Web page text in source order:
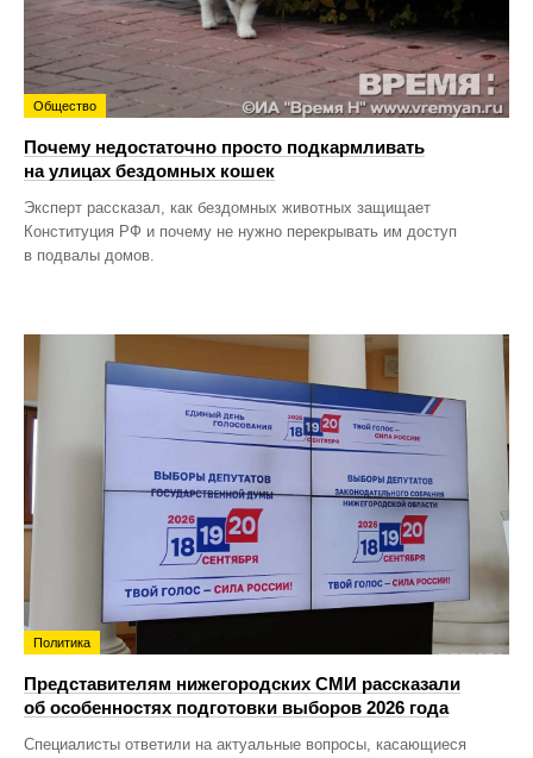
Общество
Почему недостаточно просто подкармливать
на улицах бездомных кошек
Эксперт рассказал, как бездомных животных защищает
Конституция РФ и почему не нужно перекрывать им доступ
в подвалы домов.
Политика
Представителям нижегородских СМИ рассказали
об особенностях подготовки выборов 2026 года
Специалисты ответили на актуальные вопросы, касающиеся